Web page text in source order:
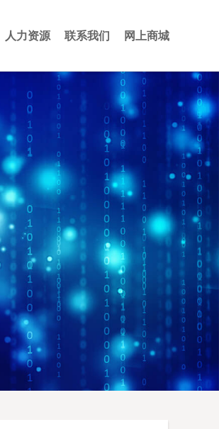
人力资源 联系我们 网上商城